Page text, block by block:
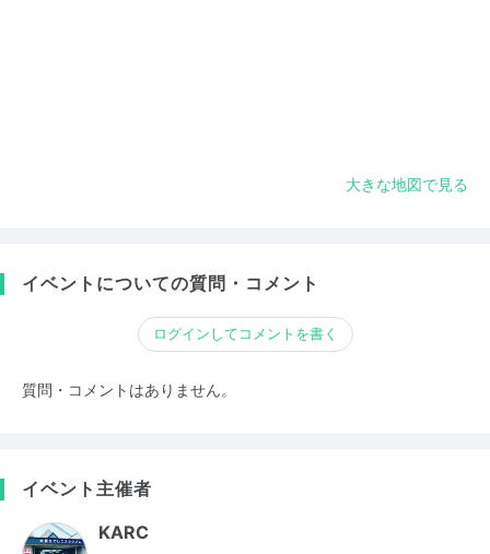
大きな地図で見る
イベントについての質問・コメント
ログインしてコメントを書く
質問・コメントはありません。
イベント主催者
KARC